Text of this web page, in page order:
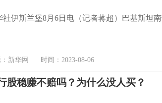
社伊斯兰堡8月6日电（记者蒋超）巴基斯坦
：新华网 时间：2023-08-06
股稳赚不赔吗？为什么没人买？